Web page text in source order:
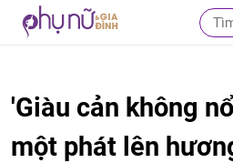
'Giàu cản không
một phát lên